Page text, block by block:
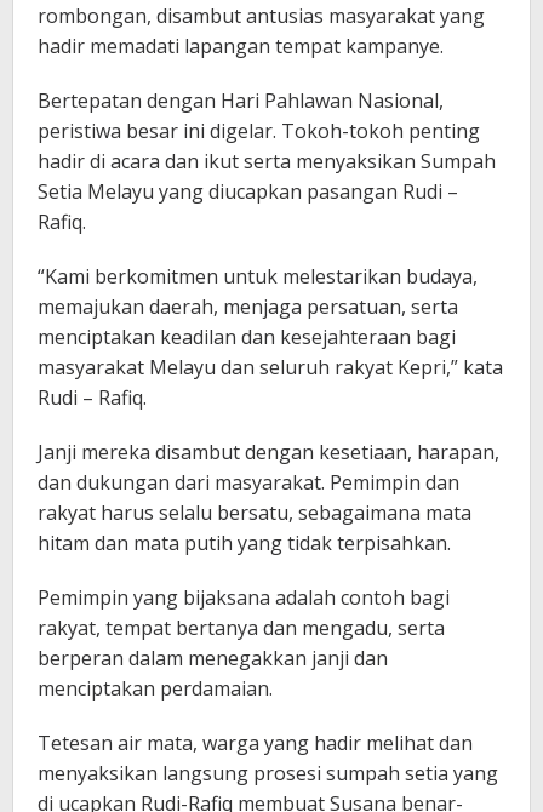
rombongan, disambut antusias masyarakat yang
hadir memadati lapangan tempat kampanye.
Bertepatan dengan Hari Pahlawan Nasional,
peristiwa besar ini digelar. Tokoh-tokoh penting
hadir di acara dan ikut serta menyaksikan Sumpah
Setia Melayu yang diucapkan pasangan Rudi –
Rafiq.
“Kami berkomitmen untuk melestarikan budaya,
memajukan daerah, menjaga persatuan, serta
menciptakan keadilan dan kesejahteraan bagi
masyarakat Melayu dan seluruh rakyat Kepri,” kata
Rudi – Rafiq.
Janji mereka disambut dengan kesetiaan, harapan,
dan dukungan dari masyarakat. Pemimpin dan
rakyat harus selalu bersatu, sebagaimana mata
hitam dan mata putih yang tidak terpisahkan.
Pemimpin yang bijaksana adalah contoh bagi
rakyat, tempat bertanya dan mengadu, serta
berperan dalam menegakkan janji dan
menciptakan perdamaian.
Tetesan air mata, warga yang hadir melihat dan
menyaksikan langsung prosesi sumpah setia yang
di ucapkan Rudi-Rafiq membuat Susana benar-